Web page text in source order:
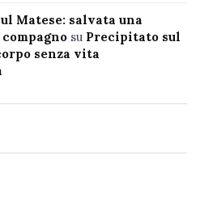
Matese: salvata una
su Precipitato sul
senza vita